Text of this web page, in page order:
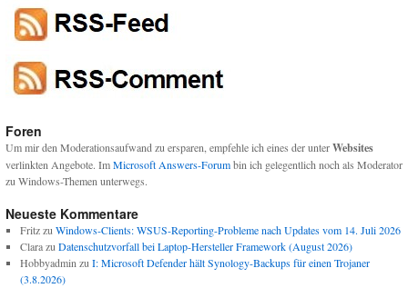
Foren
Um mir den Moderationsaufwand zu ersparen, empfehle ich eines der unterWebsites
verlinkten Angebote. ImMicrosoft Answers-Forumbin ich gelegentlich noch als Moderator
zu Windows-Themen unterwegs.
Neueste Kommentare
Fritzzu Windows-Clients: WSUS-Reporting-Probleme nach Updates vom 14. Juli 2026
Clarazu Datenschutzvorfall bei Laptop-Hersteller Framework (August 2026)
Hobbyadmin zu I: Microsoft Defender hält Synology-Backups für einen Trojaner
(3.8.2026)